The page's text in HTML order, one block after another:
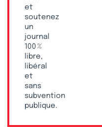
et
soutenez
un
journal
100 %
libre,
libéral
et
sans
subvention
publique.